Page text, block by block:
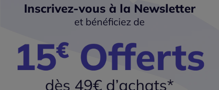
Inscrivez-vous à la Newsletter
et bénéficiez de